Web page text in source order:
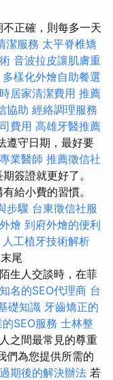
正確，則每多一天
潔服務 太平脊椎矯
音波拉皮讓肌膚重
多樣化外燴自助餐選
居家清潔費用 推薦
協助 經絡調理服務
費用 高雄牙醫推薦
遵守日期，最好要
業醫師 推薦徵信社
簽證就更好了。
給小費的習慣。
步驟 台東徵信社服
燴 到府外燴的便利
人工植牙技術解析
尾
生人交談時，在菲
知名的SEO代理商 台
礎知識 牙齒矯正的
SEO服務 士林整
之間最常見的尊重
們為您提供所需的
期後的解決辦法 若